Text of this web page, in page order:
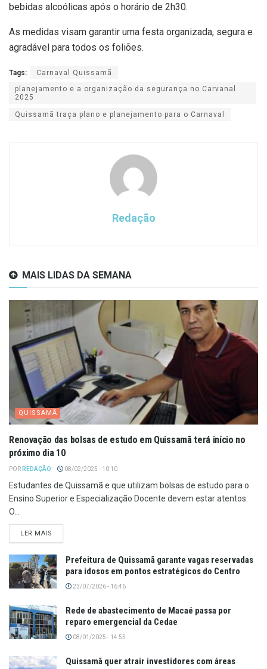
bebidas alcoólicas após o horário de 2h30.
As medidas visam garantir uma festa organizada, segura e
agradável para todos os foliões.
Tags:
Carnaval Quissamã
planejamento e a organização da segurança no Carvanal
2025
Quissamã traça plano e planejamento para o Carnaval
Redação
MAIS LIDAS DA SEMANA
QUISSAMÃ
Renovação das bolsas de estudo em Quissamã terá início no
próximo dia 10
POR REDAÇÃO 08/02/2025 - 10:10
Estudantes de Quissamã e que utilizam bolsas de estudo para o
Ensino Superior e Especialização Docente devem estar atentos.
O...
LER MAIS
Prefeitura de Quissamã garante vagas reservadas
para idosos em pontos estratégicos do Centro
23/07/2026 - 16:46
Rede de abastecimento de Macaé passa por
reparo emergencial da Cedae
08/01/2025 - 14:55
Quissamã quer atrair investidores com áreas